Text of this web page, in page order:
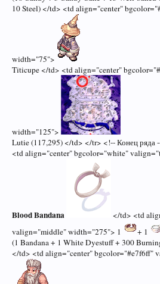
10 Steel) </td> <td align="center"
width="75">
Titicupe </td> <td align="center"
width="125">
Lutie (117,295) </td> </tr> <!-- Конец ряда
<td align="center" bgcolor="white"
Blood Bandana
</td> <td
valign="middle" width="275"> 1
+ 1
(1 Bandana + 1 White Dyestuff + 300
</td> <td align="center" bgcolor="#e7f6ff"